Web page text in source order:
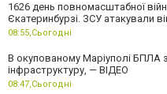
1626 день повномасштабної
Єкатеринбурзі. ЗСУ атакували
08:55,Сьогодні
В окупованому Маріуполі БПЛА
інфраструктуру, — ВІДЕО
08:47,Сьогодні